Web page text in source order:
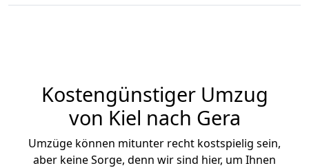
Kostengünstiger Umzug
von Kiel nach Gera
Umzüge können mitunter recht kostspielig sein,
aber keine Sorge, denn wir sind hier, um Ihnen